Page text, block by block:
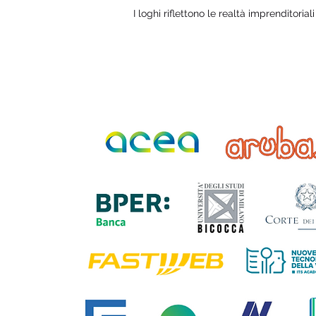
I loghi riflettono le realtà